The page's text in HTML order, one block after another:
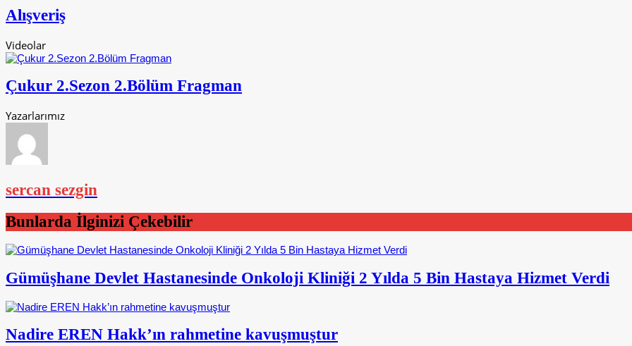
Alışveriş
Videolar
Çukur 2.Sezon 2.Bölüm Fragman
Yazarlarımız
sercan sezgin
Bunlarda İlginizi Çekebilir
Gümüşhane Devlet Hastanesinde Onkoloji Kliniği 2 Yılda 5 Bin Hastaya Hizmet Verdi
Nadire EREN Hakk’ın rahmetine kavuşmuştur